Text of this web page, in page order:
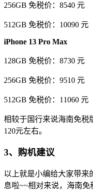
256GB 免税价：8540 元
512GB 免税价：10090 元
iPhone 13 Pro Max
128GB 免税价：8730 元
256GB 免税价：9510 元
512GB 免税价：11060 元
相较于国行来说海南免税
120元左右。
3、购机建议
以上就是小编给大家带来
息啦~~相对来说，海南免